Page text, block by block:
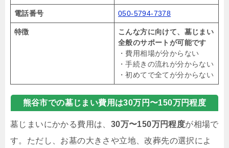
電話番号 050-5794-7378
特徴
こんな方に向けて、墓じまい
全般のサポートが可能です
・費用相場が分からない
・手続きの流れが分からない
・初めてで全てが分からない
熊谷市での墓じまい費用は30万円〜150万円程度
墓じまいにかかる費用は、 30万〜150万円程度が相場で
す。ただし、お墓の大きさや立地、改葬先の選択によ